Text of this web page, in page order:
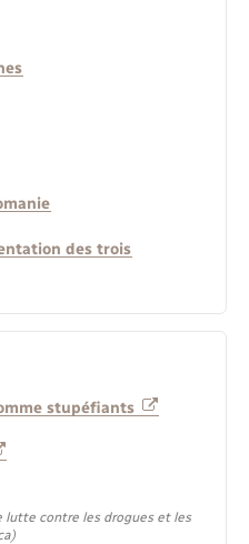
des trois
stupéfiants
contre les drogues et les